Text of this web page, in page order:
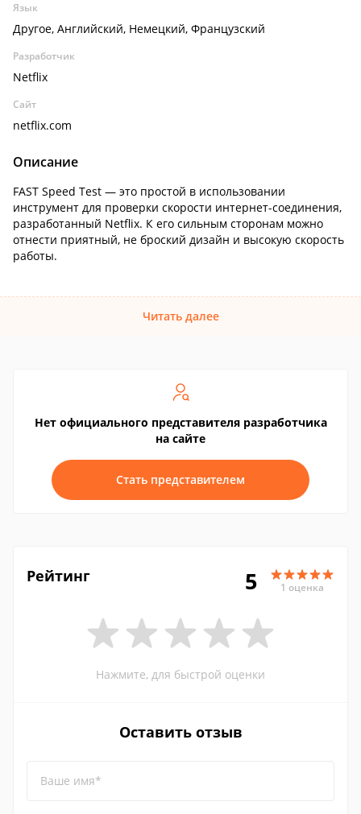
Язык
Другое, Английский, Немецкий, Французский
Разработчик
Netflix
Сайт
netflix.com
Описание
FAST Speed Test — это простой в использовании
инструмент для проверки скорости интернет-соединения,
разработанный Netflix. К его сильным сторонам можно
отнести приятный, не броский дизайн и высокую скорость
работы.
Читать далее
Нет официального представителя разработчика
на сайте
Стать представителем
Рейтинг 5 1 оценка
Нажмите, для быстрой оценки
Оставить отзыв
Ваше имя*